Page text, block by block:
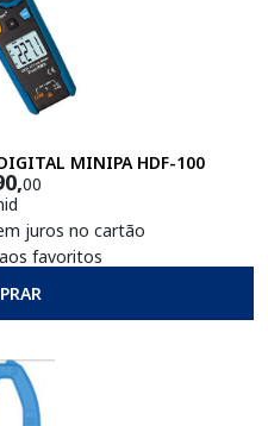
MINIPA HDF-100
00
juros no cartão
favoritos